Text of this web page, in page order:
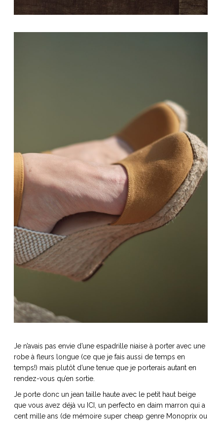
Je n’avais pas envie d’une espadrille niaise à porter avec une
robe à fleurs longue (ce que je fais aussi de temps en
temps!) mais plutôt d’une tenue que je porterais autant en
rendez-vous qu’en sortie.
Je porte donc un jean taille haute avec le petit haut beige
que vous avez déjà vu ICI, un perfecto en daim marron qui a
cent mille ans (de mémoire super cheap genre Monoprix ou